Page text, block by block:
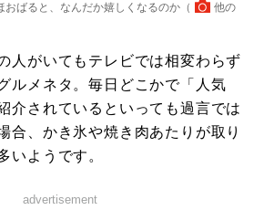
おばると、なんだか嬉しくなるのか（
他の
人がいてもテレビでは相変わらず
ルメネタ。毎日どこかで「人気
介されているといっても過言では
合、かき氷や焼き肉あたりが取り
いようです。
advertisement